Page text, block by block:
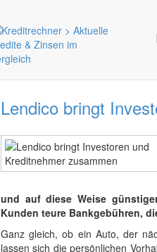
Lendico bringt
und auf diese Weise
Kunden teure Bankgebühren,
Ganz gleich, ob ein Auto, der
lassen sich die persönlichen